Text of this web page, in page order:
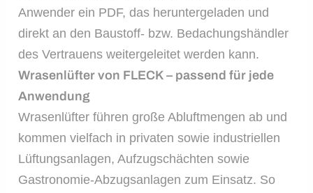
Anwender ein PDF, das heruntergeladen und
direkt an den Baustoff- bzw. Bedachungshändler
des Vertrauens weitergeleitet werden kann.
Wrasenlüfter von FLECK – passend für jede
Anwendung
Wrasenlüfter führen große Abluftmengen ab und
kommen vielfach in privaten sowie industriellen
Lüftungsanlagen, Aufzugschächten sowie
Gastronomie-Abzugsanlagen zum Einsatz. So